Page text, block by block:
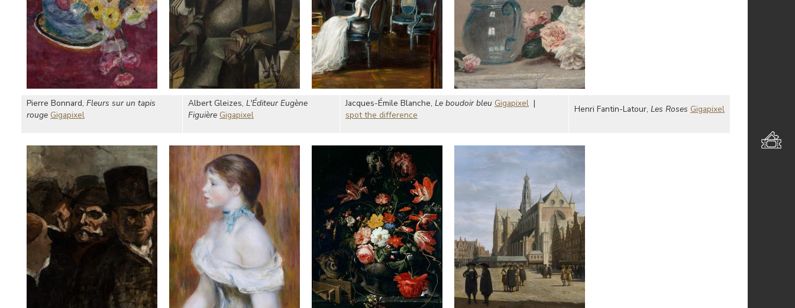
Pierre Bonnard, Fleurs sur un tapis
rouge Gigapixel
Albert Gleizes, L'Éditeur Eugène
Figuière Gigapixel
Jacques-Émile Blanche, Le boudoir bleu Gigapixel |
spot the difference
Henri Fantin-Latour, Les Roses Gigapixel